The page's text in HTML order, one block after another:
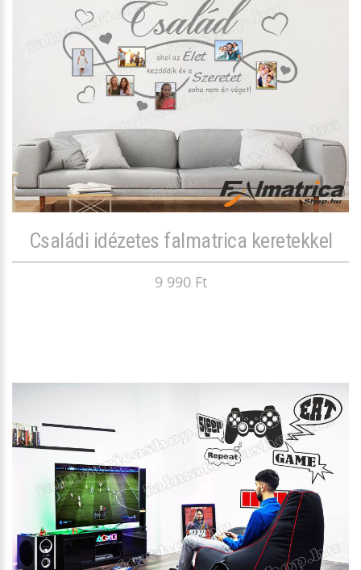
Családi idézetes falmatrica keretekkel
9 990 Ft